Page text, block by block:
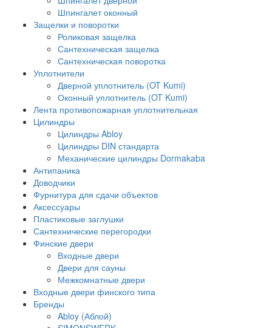
Шпингалет оконный
Защелки и поворотки
Роликовая защелка
Сантехническая защелка
Сантехническая поворотка
Уплотнители
Дверной уплотнитель (OT Kumi)
Оконный уплотнитель (OT Kumi)
Лента противопожарная уплотнительная
Цилиндры
Цилиндры Abloy
Цилиндры DIN стандарта
Механические цилиндры Dormakaba
Антипаника
Доводчики
Фурнитура для сдачи объектов
Аксессуары
Пластиковые заглушки
Сантехнические перегородки
Финские двери
Входные двери
Двери для сауны
Межкомнатные двери
Входные двери финского типа
Бренды
Abloy (Аблой)